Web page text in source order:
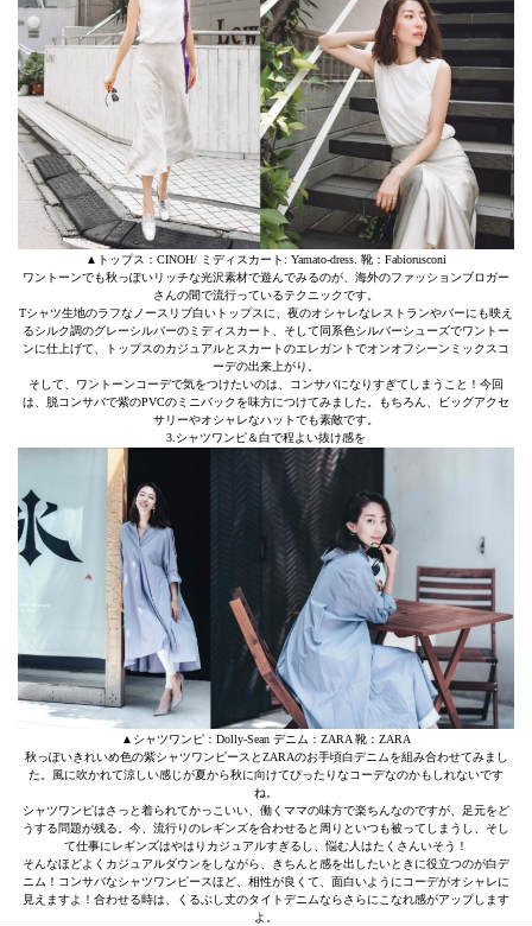
▲トップス：CINOH/ ミディスカート: Yamato-dress. 靴：Fabiorusconi
ワントーンでも秋っぽいリッチな光沢素材で遊んでみるのが、海外のファッションブロガー
さんの間で流行っているテクニックです。
Tシャツ生地のラフなノースリブ白いトップスに、夜のオシャレなレストランやバーにも映え
るシルク調のグレーシルバーのミディスカート、そして同系色シルバーシューズでワントー
ンに仕上げて、トップスのカジュアルとスカートのエレガントでオンオフシーンミックスコ
ーデの出来上がり。
そして、ワントーンコーデで気をつけたいのは、コンサバになりすぎてしまうこと！今回
は、脱コンサバで紫のPVCのミニバックを味方につけてみました。もちろん、ビッグアクセ
サリーやオシャレなハットでも素敵です。
3.シャツワンピ＆白で程よい抜け感を
▲シャツワンピ：Dolly-Sean デニム：ZARA 靴：ZARA
秋っぽいきれいめ色の紫シャツワンピースとZARAのお手頃白デニムを組み合わせてみまし
た。風に吹かれて涼しい感じが夏から秋に向けてぴったりなコーデなのかもしれないです
ね。
シャツワンピはさっと着られてかっこいい、働くママの味方で楽ちんなのですが、足元をど
うする問題が残る。今、流行りのレギンズを合わせると周りといつも被ってしまうし、そし
て仕事にレギンズはやはりカジュアルすぎるし、悩む人はたくさんいそう！
そんなほどよくカジュアルダウンをしながら、きちんと感を出したいときに役立つのが白デ
ニム！コンサバなシャツワンピースほど、相性が良くて、面白いようにコーデがオシャレに
見えますよ！合わせる時は、くるぶし丈のタイトデニムならさらにこなれ感がアップします
よ。